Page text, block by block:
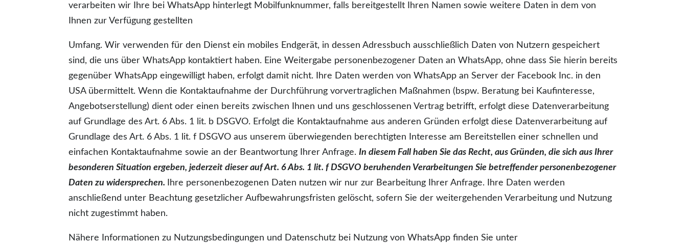
verarbeiten wir Ihre bei WhatsApp hinterlegt Mobilfunknummer, falls bereitgestellt Ihren Namen sowie weitere Daten in dem von
Ihnen zur Verfügung gestellten
Umfang. Wir verwenden für den Dienst ein mobiles Endgerät, in dessen Adressbuch ausschließlich Daten von Nutzern gespeichert
sind, die uns über WhatsApp kontaktiert haben. Eine Weitergabe personenbezogener Daten an WhatsApp, ohne dass Sie hierin bereits
gegenüber WhatsApp eingewilligt haben, erfolgt damit nicht. Ihre Daten werden von WhatsApp an Server der Facebook Inc. in den
USA übermittelt. Wenn die Kontaktaufnahme der Durchführung vorvertraglichen Maßnahmen (bspw. Beratung bei Kaufinteresse,
Angebotserstellung) dient oder einen bereits zwischen Ihnen und uns geschlossenen Vertrag betrifft, erfolgt diese Datenverarbeitung
auf Grundlage des Art. 6 Abs. 1 lit. b DSGVO. Erfolgt die Kontaktaufnahme aus anderen Gründen erfolgt diese Datenverarbeitung auf
Grundlage des Art. 6 Abs. 1 lit. f DSGVO aus unserem überwiegenden berechtigten Interesse am Bereitstellen einer schnellen und
einfachen Kontaktaufnahme sowie an der Beantwortung Ihrer Anfrage.In diesem Fall haben Sie das Recht, aus Gründen, die sich aus Ihrer
besonderen Situation ergeben, jederzeit dieser auf Art. 6 Abs. 1 lit. f DSGVO beruhenden Verarbeitungen Sie betreffender personenbezogener
Daten zu widersprechen.
Ihre personenbezogenen Daten nutzen wir nur zur Bearbeitung Ihrer Anfrage. Ihre Daten werden
anschließend unter Beachtung gesetzlicher Aufbewahrungsfristen gelöscht, sofern Sie der weitergehenden Verarbeitung und Nutzung
nicht zugestimmt haben.
Nähere Informationen zu Nutzungsbedingungen und Datenschutz bei Nutzung von WhatsApp finden Sie unter